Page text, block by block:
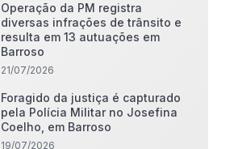
Operação da PM registra
diversas infrações de trânsito e
resulta em 13 autuações em
Barroso
21/07/2026
Foragido da justiça é capturado
pela Polícia Militar no Josefina
Coelho, em Barroso
19/07/2026